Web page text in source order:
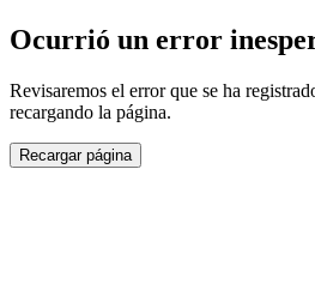
Ocurrió un error
Revisaremos el error que se ha
recargando la página.
Recargar página